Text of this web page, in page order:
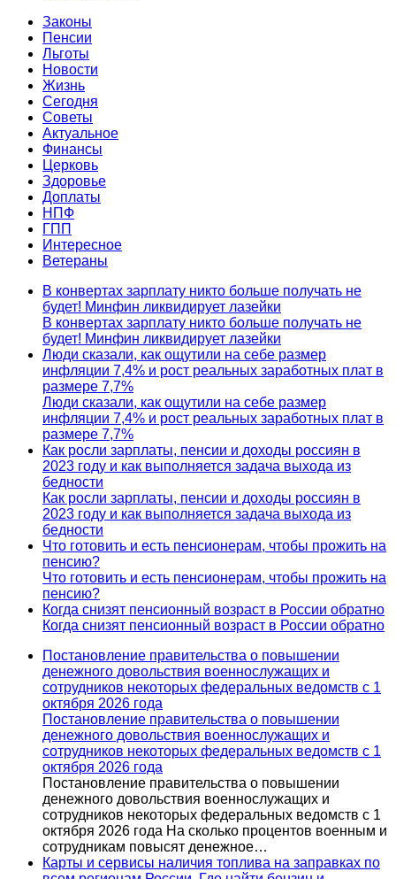
Законы
Пенсии
Льготы
Новости
Жизнь
Сегодня
Советы
Актуальное
Финансы
Церковь
Здоровье
Доплаты
НПФ
ГПП
Интересное
Ветераны
В конвертах зарплату никто больше получать не
будет! Минфин ликвидирует лазейки
В конвертах зарплату никто больше получать не
будет! Минфин ликвидирует лазейки
Люди сказали, как ощутили на себе размер
инфляции 7,4% и рост реальных заработных плат в
размере 7,7%
Люди сказали, как ощутили на себе размер
инфляции 7,4% и рост реальных заработных плат в
размере 7,7%
Как росли зарплаты, пенсии и доходы россиян в
2023 году и как выполняется задача выхода из
бедности
Как росли зарплаты, пенсии и доходы россиян в
2023 году и как выполняется задача выхода из
бедности
Что готовить и есть пенсионерам, чтобы прожить на
пенсию?
Что готовить и есть пенсионерам, чтобы прожить на
пенсию?
Когда снизят пенсионный возраст в России обратно
Когда снизят пенсионный возраст в России обратно
Постановление правительства о повышении
денежного довольствия военнослужащих и
сотрудников некоторых федеральных ведомств с 1
октября 2026 года
Постановление правительства о повышении
денежного довольствия военнослужащих и
сотрудников некоторых федеральных ведомств с 1
октября 2026 года
Постановление правительства о повышении
денежного довольствия военнослужащих и
сотрудников некоторых федеральных ведомств с 1
октября 2026 года На сколько процентов военным и
сотрудникам повысят денежное…
Карты и сервисы наличия топлива на заправках по